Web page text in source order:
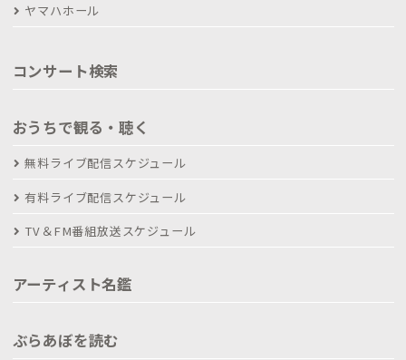
ヤマハホール
コンサート検索
おうちで観る・聴く
無料ライブ配信スケジュール
有料ライブ配信スケジュール
TV＆FM番組放送スケジュール
アーティスト名鑑
ぶらあぼを読む